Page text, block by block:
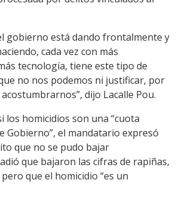
gobierno está dando frontalmente y
cada vez con más
tecnología, tiene este tipo de
no nos podemos ni justificar, por
dijo Lacalle Pou.
los homicidios son una “cuota
Gobierno”, el mandatario expresó
que no se pudo bajar
que bajaron las cifras de rapiñas,
que el homicidio “es un